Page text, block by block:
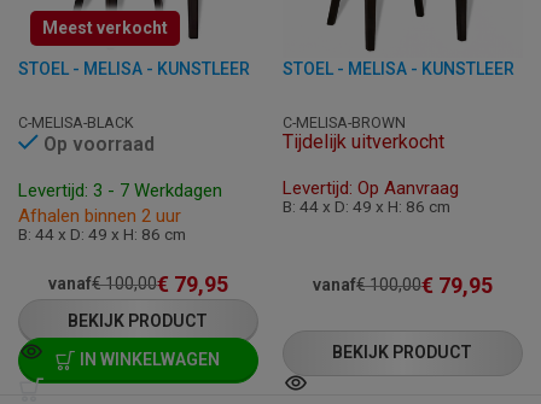
Meest verkocht
STOEL - MELISA - KUNSTLEER
C-MELISA-BLACK
Op voorraad
Levertijd: 3 - 7 Werkdagen
Afhalen binnen 2 uur
B: 44 x D: 49 x H: 86 cm
vanaf€100,00€ 79,95
BEKIJK PRODUCT
IN WINKELWAGEN
STOEL - MELISA - KUNSTLEER
C-MELISA-BROWN
Tijdelijk uitverkocht
Levertijd: Op Aanvraag
B: 44 x D: 49 x H: 86 cm
vanaf€100,00€ 79,95
BEKIJK PRODUCT